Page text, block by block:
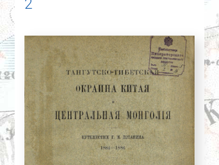
Контакты
Партнеры
2